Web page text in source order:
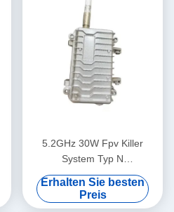
5.2GHz 30W Fpv Killer
System Typ N
Antennenanschluss für
Verteidigung Fpv Drohnen
Erhalten Sie besten
Preis